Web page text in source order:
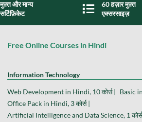
मुफ़्त और मान्य
सर्टिफ़िकेट
60 हज़ार मुफ़्त
एक्सरसाइज़
Free Online Courses in Hindi
Information Technology
Web Development in Hindi, 10 कोर्स | Basic
Office Pack in Hindi, 3 कोर्स |
Artificial Intelligence and Data Science, 1